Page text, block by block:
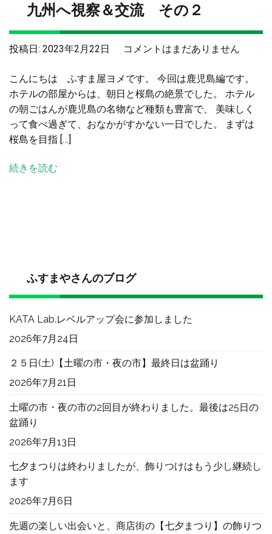
九州へ視察＆交流 その２
投稿日: 2023年2月22日
九
へ
視
察
＆
コメントはまだありません
こんにちは ふすま屋ヨメです。 今回は鹿児島編です。
ホテルの部屋からは、朝日と桜島の絶景でした。 ホテル
の朝ごはんが鹿児島の名物など種類も豊富で、 美味しく
って食べ過ぎて、おなかがすかない一日でした。 まずは
桜島を目指 […]
続きを読む
ふすまやさんのブログ
KATA Lab.レベルアップ会に参加しました
2026年7月24日
２５日(土)【土曜の市・夜の市】最終日は盆踊り
2026年7月21日
土曜の市・夜の市の2回目が終わりました。最後は25日の
盆踊り
2026年7月13日
七夕まつりは終わりましたが、飾りつけはもう少し継続し
ます
2026年7月6日
先週の楽しい出会いと、商店街の【七夕まつり】の飾りつ